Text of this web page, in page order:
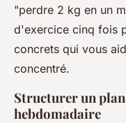
"perdre 2 kg en un
d'exercice cinq fois
concrets qui vous
concentré.
Structurer un
hebdomadaire